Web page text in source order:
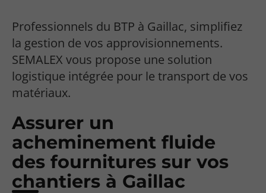
Professionnels du BTP à Gaillac, simplifiez
la gestion de vos approvisionnements.
SEMALEX vous propose une solution
logistique intégrée pour le transport de vos
matériaux.
Assurer un
acheminement fluide
des fournitures sur vos
chantiers à Gaillac